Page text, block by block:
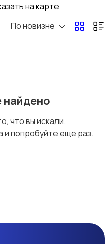
Водные виды спорта
на карте
По новизне
найдено
что вы искали.
и попробуйте еще раз.